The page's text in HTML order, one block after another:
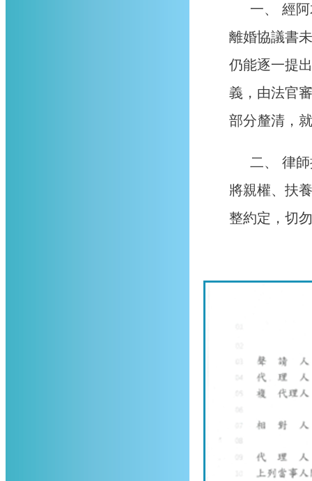
一、 經
離婚協議書
仍能逐一提
義，由法官
部分釐清，
二、 律
將親權、扶
整約定，切